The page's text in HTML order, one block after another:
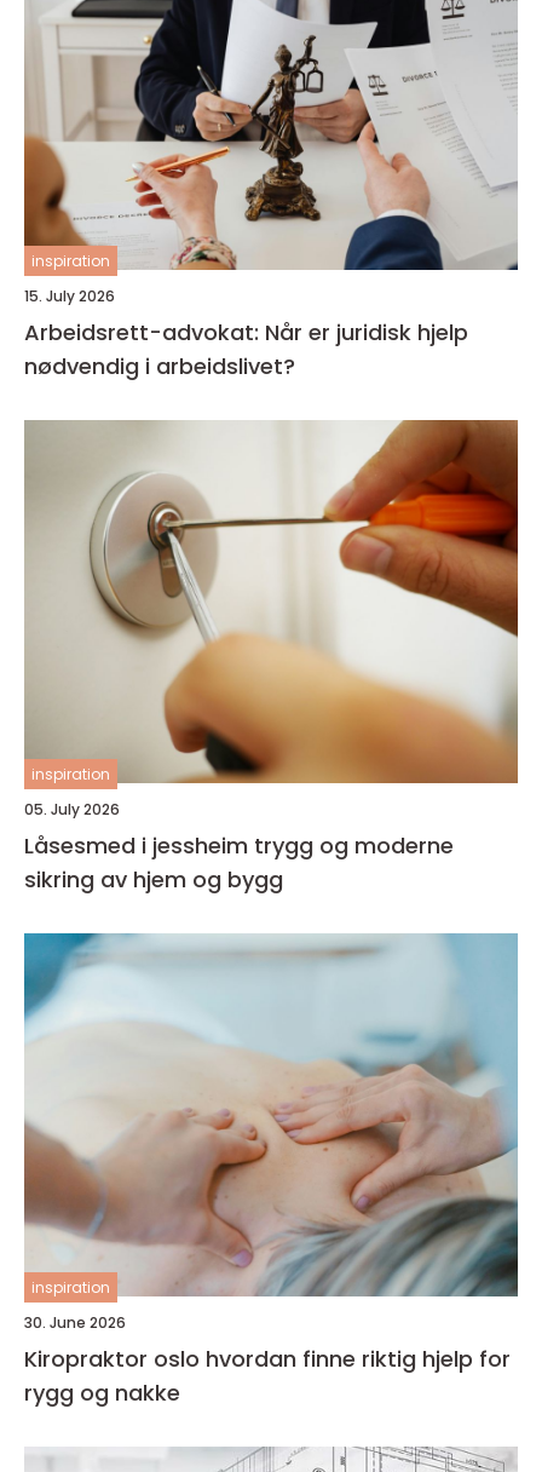
inspiration
15. July 2026
Arbeidsrett-advokat: Når er juridisk hjelp
nødvendig i arbeidslivet?
inspiration
05. July 2026
Låsesmed i jessheim trygg og moderne
sikring av hjem og bygg
inspiration
30. June 2026
Kiropraktor oslo hvordan finne riktig hjelp for
rygg og nakke